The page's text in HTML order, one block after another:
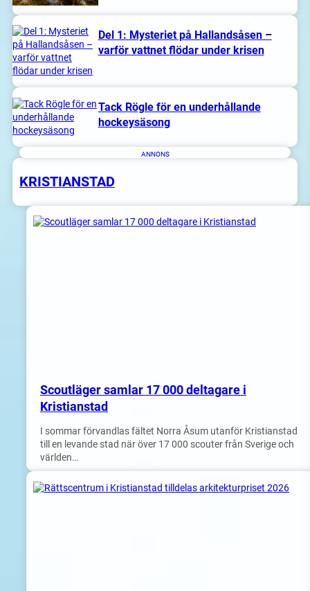
Del 1: Mysteriet på Hallandsåsen –
varför vattnet flödar under krisen
Tack Rögle för en underhållande
hockeysäsong
ANNONS
KRISTIANSTAD
Scoutläger samlar 17 000 deltagare i
Kristianstad
I sommar förvandlas fältet Norra Åsum utanför Kristianstad
till en levande stad när över 17 000 scouter från Sverige och
världen…